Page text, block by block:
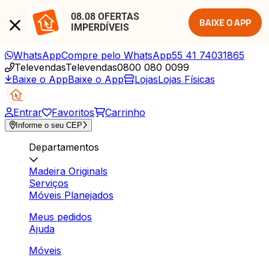
08.08 OFERTAS
IMPERDÍVEIS
BAIXE O APP
WhatsAppCompre pelo WhatsApp55 41 74031865
TelevendasTelevendas0800 080 0099
Baixe o AppBaixe o App LojasLojas Físicas
Entrar Favoritos Carrinho
Informe o seu CEP
Departamentos
Madeira Originals
Serviços
Móveis Planejados
Meus pedidos
Ajuda
Móveis